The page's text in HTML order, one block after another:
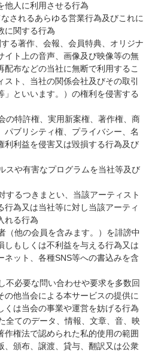
他人に利用させる行為
されるあらゆる営業行為及びこれに
に関する行為
る著作、会報、会員特典、オリジナ
イト上の音声、画像及び映像等の無
配布などの当社に無断で利用するこ
ト、当社の関係会社及びその取引
」といいます。）の権利を侵害する
の特許権、実用新案権、著作権、商
パブリシティ権、プライバシー、名
利利益を侵害又は毀損する行為及び
スや有害なプログラムを当社等及び
するつきまとい、当該アーティスト
行為又は当社等に対し当該アーティ
れる行為
（他の会員を含みます。）を誹謗中
しもしくは不利益を与える行為又は
ネット、各種SNS等への書込みを含
不必要な問い合わせや要求を多数回
の他当会による本サービスの提供に
くは当会の事業や運営を妨げる行為
全てのデータ、情報、文章、音、映
作権法で認められた私的使用の範囲
、頒布、譲渡、貸与、翻訳又は公衆